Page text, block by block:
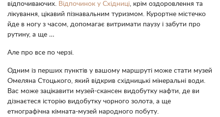
відпочиваючих. Відпочинок у Східниці, крім оздоровлення та
лікування, цікавий пізнавальним туризмом. Курортне містечко
йде в ногу з часом, допомагає витримати паузу і забути про
рутину, а ще …
Але про все по черзі.
Одним із перших пунктів у вашому маршруті може стати музей
Омеляна Стоцького, який відкрив східницькі мінеральні води.
Вас може зацікавити музей-скансен видобутку нафти, де ви
дізнаєтеся історію видобутку чорного золота, а ще
етнографічна кімната-музей народного побуту.